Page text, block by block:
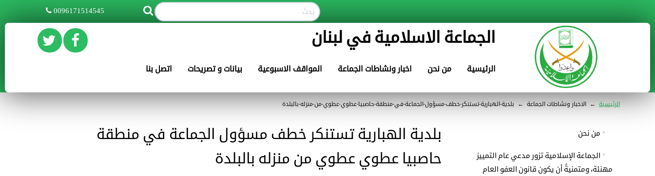
0096171514545
الجماعة الاسلامية في لبنان
اتصل بنا بيانات و تصريحات المواقف الاسبوعية اخبار ونشاطات الجماعة من نحن الرئيسية
الرئيسية ← الاخبار ونشاطات الجماعة ← بلدية-الهبارية-تستنكر-خطف-مسؤول-الجماعة-في-منطقة-حاصبيا-عطوي-عطوي-من-منزله-بالبلدة
من نحن
الجماعة الإسلامية تزور مدعي عام التمييز
مهنئة، ومتمنيةً أن يكون قانون العفو العام
بلدية الهبارية تستنكر خطف مسؤول الجماعة في منطقة
حاصبيا عطوي عطوي من منزله بالبلدة